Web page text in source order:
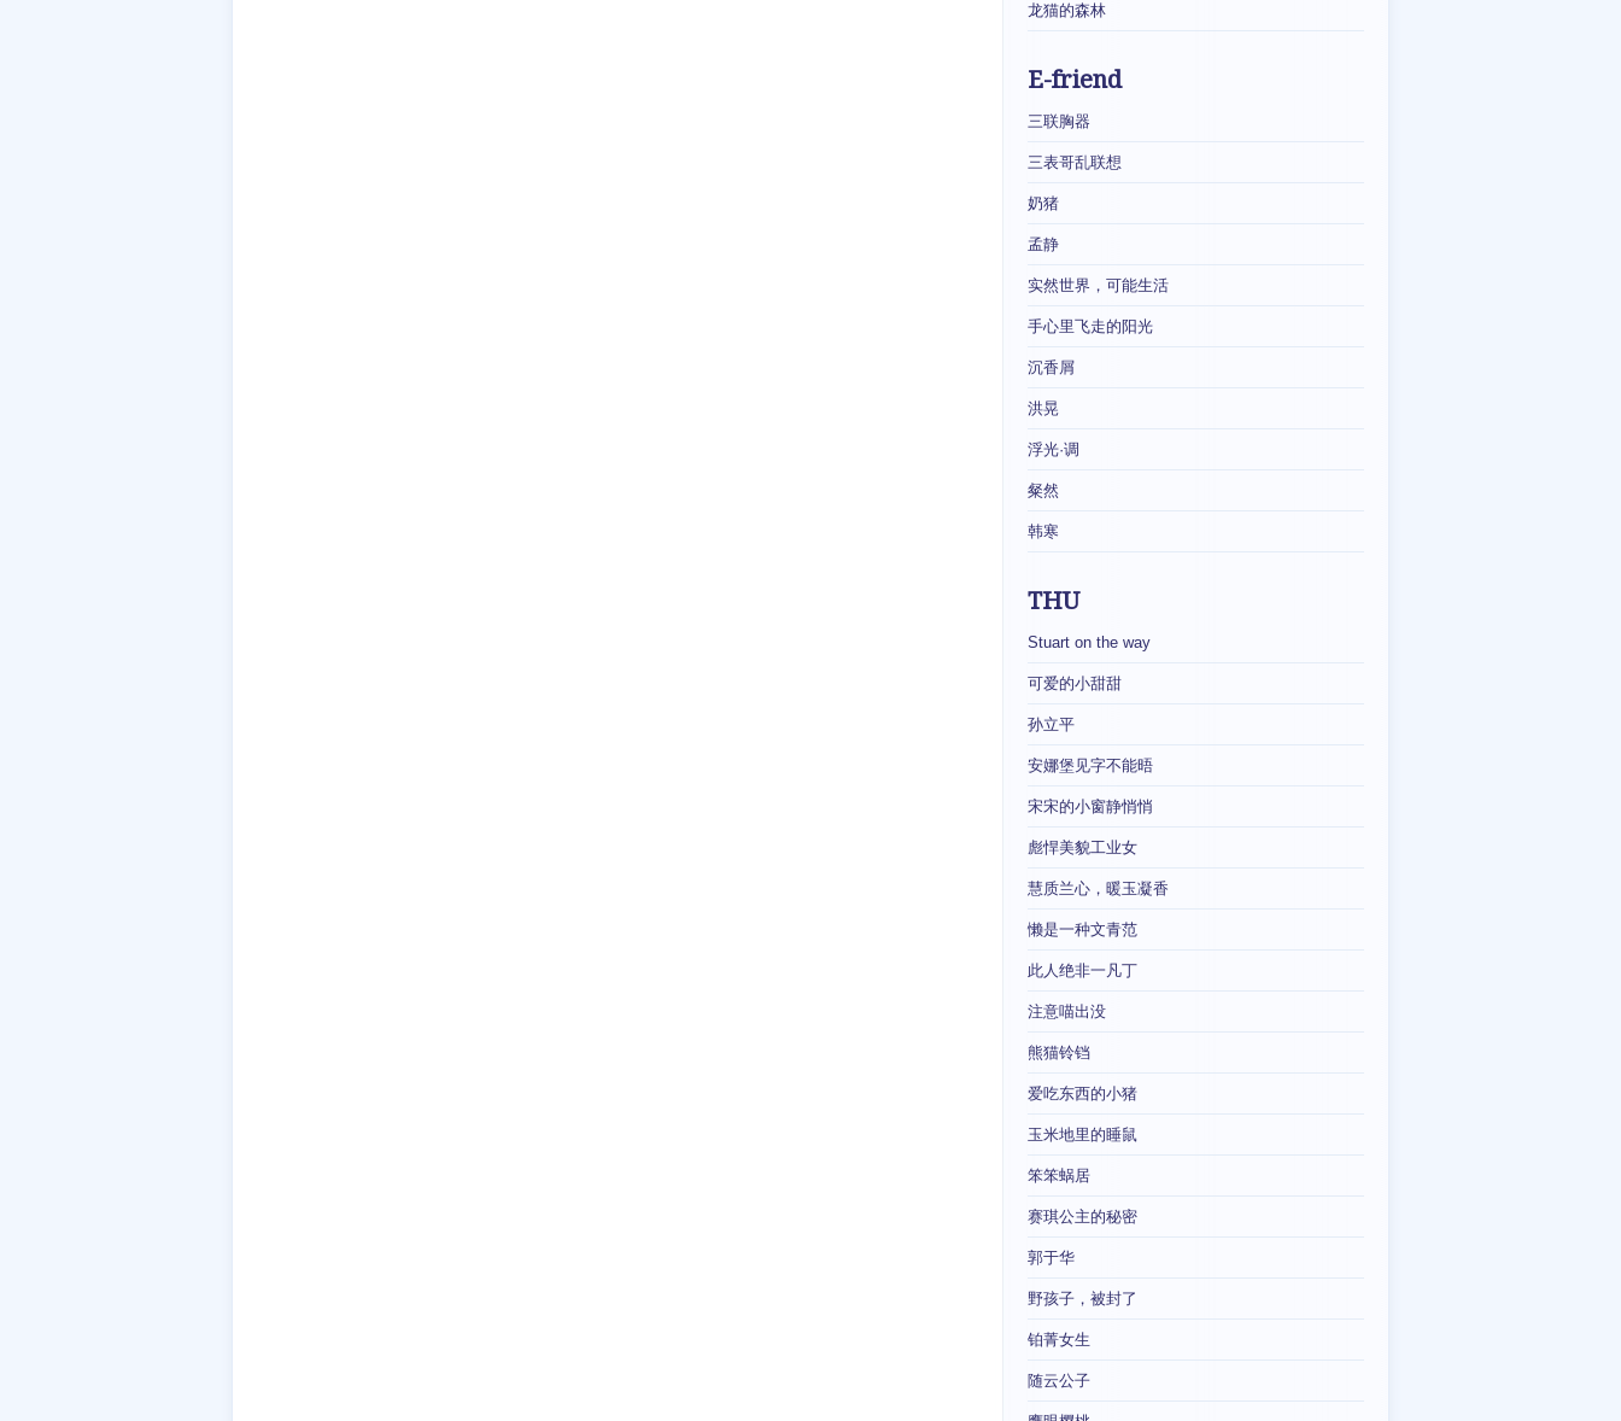
龙猫的森林
E-friend
三联胸器
三表哥乱联想
奶猪
孟静
实然世界，可能生活
手心里飞走的阳光
沉香屑
洪晃
浮光·调
粲然
韩寒
THU
Stuart on the way
可爱的小甜甜
孙立平
安娜堡见字不能晤
宋宋的小窗静悄悄
彪悍美貌工业女
慧质兰心，暖玉凝香
懒是一种文青范
此人绝非一凡丁
注意喵出没
熊猫铃铛
爱吃东西的小猪
玉米地里的睡鼠
笨笨蜗居
赛琪公主的秘密
郭于华
野孩子，被封了
铂菁女生
随云公子